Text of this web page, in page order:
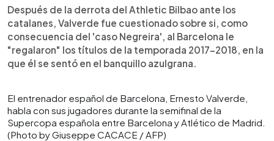
Después de la derrota del Athletic Bilbao ante los
catalanes, Valverde fue cuestionado sobre si, como
consecuencia del 'caso Negreira', al Barcelona le
"regalaron" los títulos de la temporada 2017-2018, en la
que él se sentó en el banquillo azulgrana.
El entrenador español de Barcelona, ​​Ernesto Valverde,
habla con sus jugadores durante la semifinal de la
Supercopa española entre Barcelona y Atlético de Madrid.
(Photo by Giuseppe CACACE / AFP)